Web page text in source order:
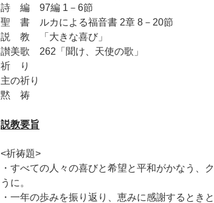
詩 編 97編 1－6節
聖 書 ルカによる福音書 2章 8－20節
説 教 「大きな喜び」
讃美歌 262「聞け、天使の歌」
祈 り
主の祈り
黙 祷
説教要旨
<祈祷題>
・すべての人々の喜びと希望と平和がかなう、
うに。
・一年の歩みを振り返り、恵みに感謝するとき